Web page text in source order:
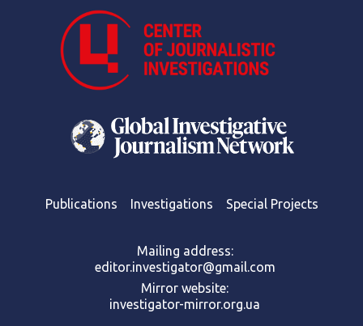
Publications Investigations Special Projects
Mailing address:
editor.investigator@gmail.com
Mirror website:
investigator-mirror.org.ua